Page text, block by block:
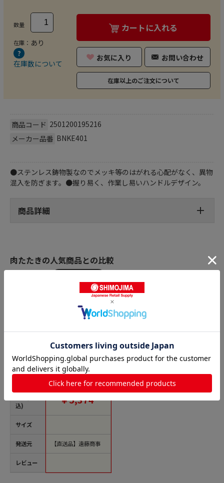
数量
在庫： あり
在庫数について
カートに入れる
お気に入り お問い合わせ
在庫以上のご注文について
商品コード 2501200195216
メーカー品番 BNKE401
●ステンレス鋳物製なのでメッキ等のはがれる心配がなく、異物
混入を防ぎます。●握り易く、作業し易いハンドルデザイン。
商品詳細
肉たたきの人気商品との比較
商品名
込)
サイズ
発送元
レビュー
TKG 18-8 肉タタ
キ 平型 1箱（ご注文
￥5,374
【直送品】遠藤商事